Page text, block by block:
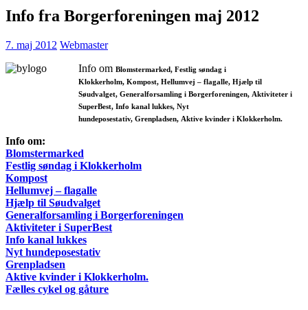
Info fra Borgerforeningen maj 2012
7. maj 2012 Webmaster
Info om Blomstermarked, Festlig søndag i
Klokkerholm, Kompost, Hellumvej – flagalle, Hjælp til
Søudvalget, Generalforsamling i Borgerforeningen, Aktiviteter i
SuperBest, Info kanal lukkes, Nyt
hundeposestativ, Grenpladsen, Aktive kvinder i Klokkerholm.
Info om:
Blomstermarked
Festlig søndag i Klokkerholm
Kompost
Hellumvej – flagalle
Hjælp til Søudvalget
Generalforsamling i Borgerforeningen
Aktiviteter i SuperBest
Info kanal lukkes
Nyt hundeposestativ
Grenpladsen
Aktive kvinder i Klokkerholm.
Fælles cykel og gåture